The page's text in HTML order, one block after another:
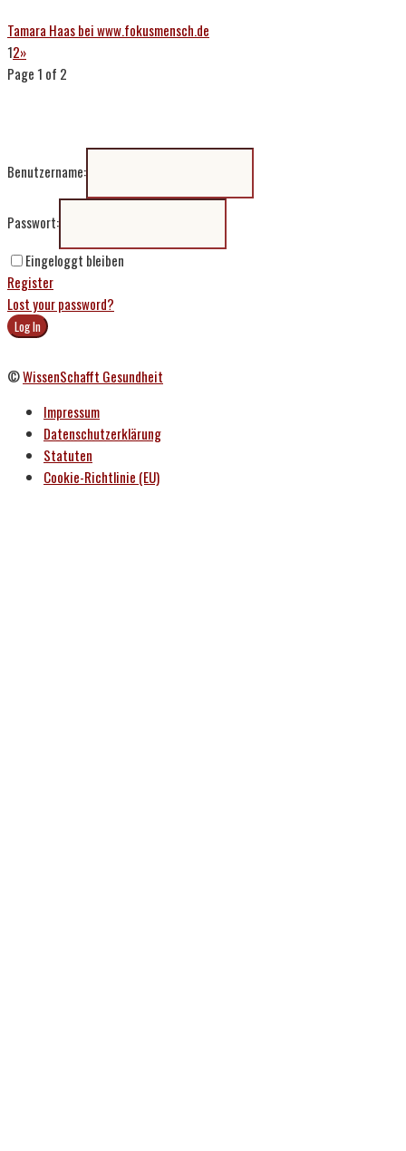
Tamara Haas bei www.fokusmensch.de
12»
Page 1 of 2
Benutzername:
Passwort:
Eingeloggt bleiben
Register
Lost your password?
©WissenSchafft Gesundheit
Impressum
Datenschutzerklärung
Statuten
Cookie-Richtlinie (EU)